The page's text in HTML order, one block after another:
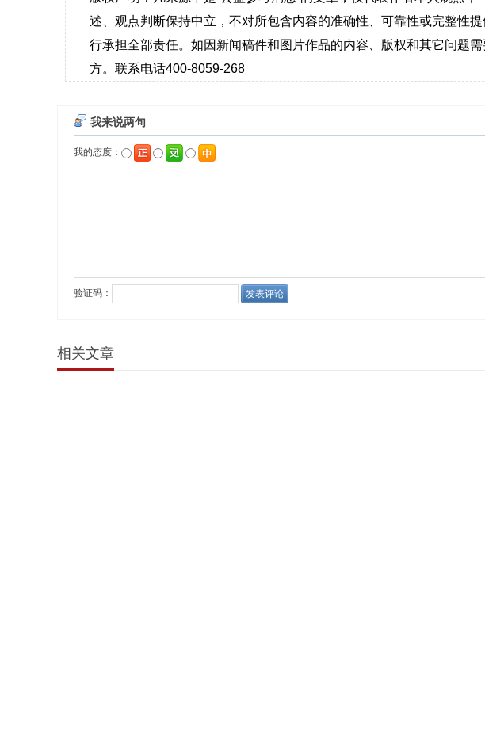
述、观点判断保持中立，不对所包含内容的准确性、可靠性或完整性
行承担全部责任。如因新闻稿件和图片作品的内容、版权和其它问题
方。联系电话400-8059-268
相关文章